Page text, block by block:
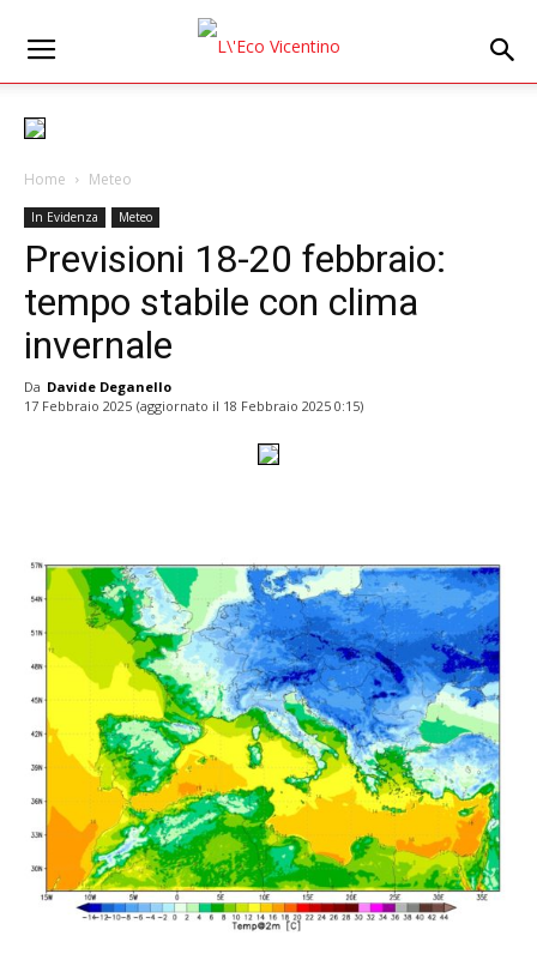
Home Meteo
In Evidenza Meteo
Previsioni 18-20 febbraio:
tempo stabile con clima
invernale
Da Davide Deganello
17 Febbraio 2025 (aggiornato il 18 Febbraio 2025 0:15)